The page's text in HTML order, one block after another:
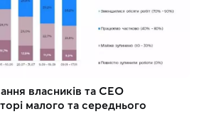
власників та CEO
малого та середнього